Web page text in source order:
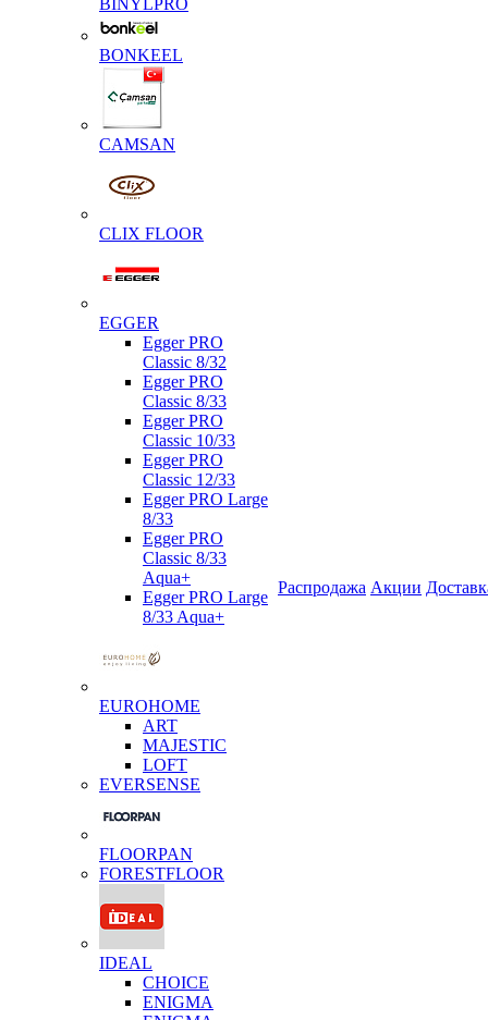
BINYLPRO
BONKEEL
CAMSAN
CLIX FLOOR
EGGER
Egger PRO
Classic 8/32
Egger PRO
Classic 8/33
Egger PRO
Classic 10/33
Egger PRO
Classic 12/33
Egger PRO Large
8/33
Egger PRO
Classic 8/33
Aqua+
Egger PRO Large
8/33 Aqua+
EUROHOME
ART
MAJESTIC
LOFT
EVERSENSE
FLOORPAN
FORESTFLOOR
IDEAL
CHOICE
ENIGMA
Распродажа Акции